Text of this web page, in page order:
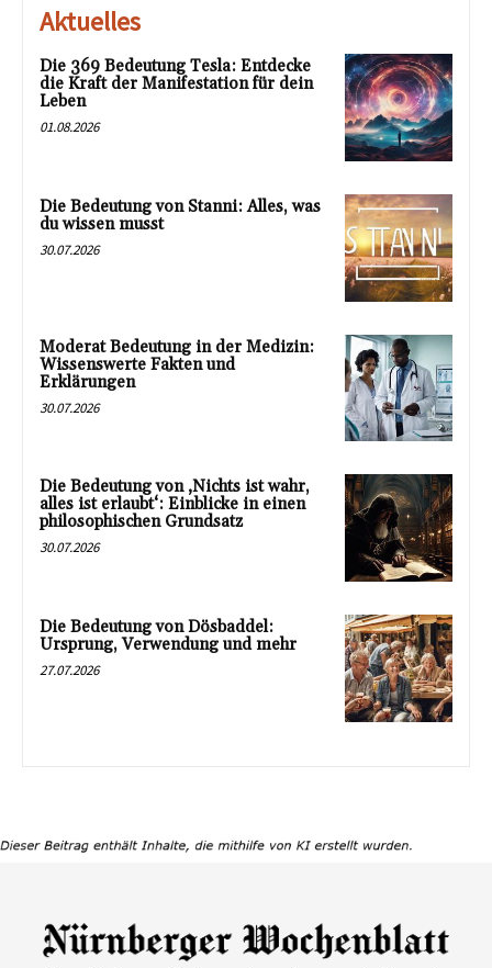
Aktuelles
Die 369 Bedeutung Tesla: Entdecke
die Kraft der Manifestation für dein
Leben
01.08.2026
Die Bedeutung von Stanni: Alles, was
du wissen musst
30.07.2026
Moderat Bedeutung in der Medizin:
Wissenswerte Fakten und
Erklärungen
30.07.2026
Die Bedeutung von ‚Nichts ist wahr,
alles ist erlaubt‘: Einblicke in einen
philosophischen Grundsatz
30.07.2026
Die Bedeutung von Dösbaddel:
Ursprung, Verwendung und mehr
27.07.2026